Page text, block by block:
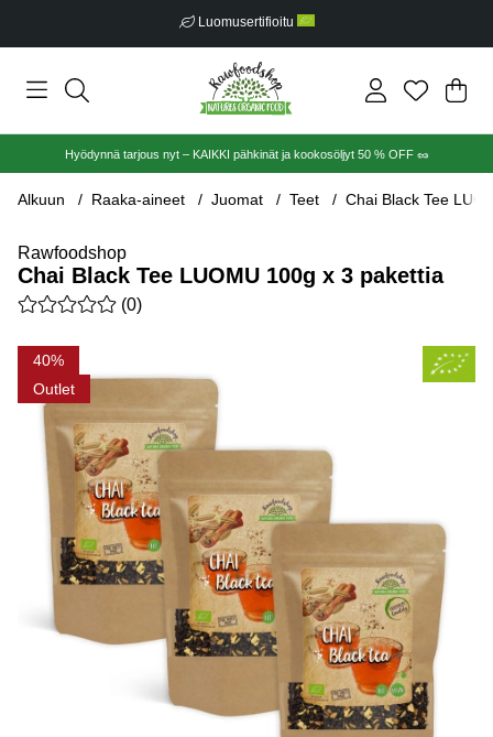
Luomusertifioitu
.
Hyödynnä tarjous nyt – KAIKKI pähkinät ja kookosöljyt 50 % OFF 🥜
Alkuun Raaka-aineet Juomat Teet Chai Black Tee
Rawfoodshop
Chai Black Tee LUOMU 100g x 3 pakettia
Keskiarvoluokitus 0 / 5 Arvioiden määrä 0
(0)
40
Outlet
Tuotekuvat Chai Black Tee LUOMU 100g x 3 pakettia